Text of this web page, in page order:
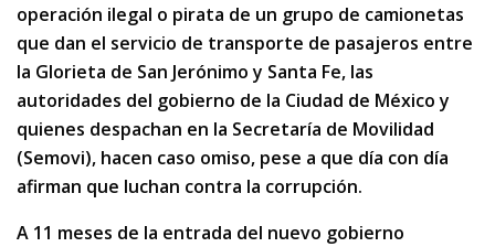
operación ilegal o pirata de un grupo de camionetas
que dan el servicio de transporte de pasajeros entre
la Glorieta de San Jerónimo y Santa Fe, las
autoridades del gobierno de la Ciudad de México y
quienes despachan en la Secretaría de Movilidad
(Semovi), hacen caso omiso, pese a que día con día
afirman que luchan contra la corrupción.
A 11 meses de la entrada del nuevo gobierno